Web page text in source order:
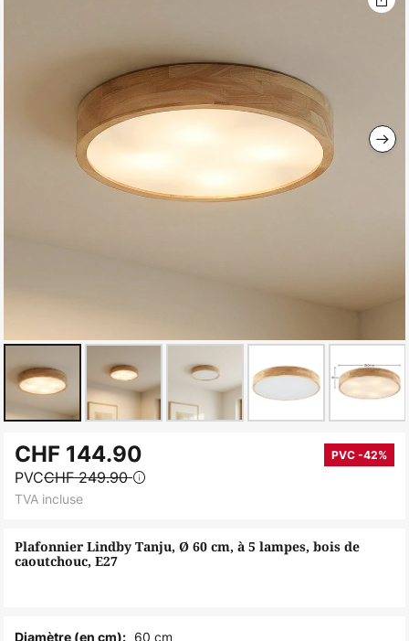
to
the
beginning
the
images
Plafonnier Lindby Tanju, Ø 60 cm, à 5 lampes, bois de
caoutchouc, E27
CHF 144.90 PVC -42%
PVCCHF 249.90
TVA incluse
Diamètre (en cm): 60 cm